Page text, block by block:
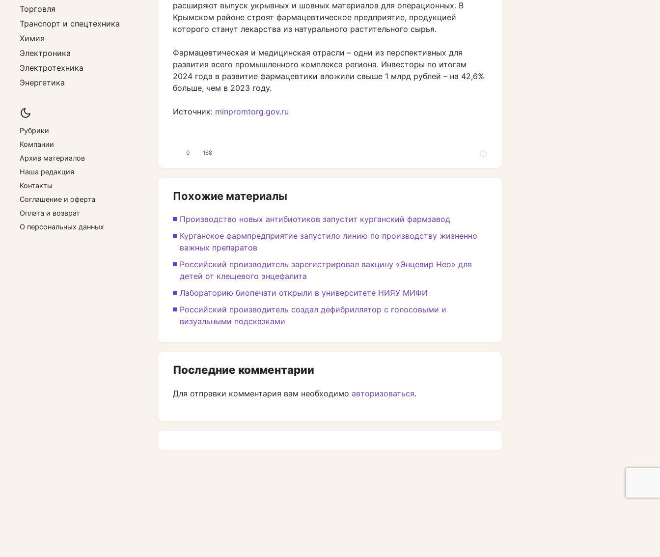
расширяют выпуск укрывных и шовных материалов для операционных. В
Крымском районе строят фармацевтическое предприятие, продукцией
которого станут лекарства из натурального растительного сырья.
Фармацевтическая и медицинская отрасли – одни из перспективных для
развития всего промышленного комплекса региона. Инвесторы по итогам
2024 года в развитие фармацевтики вложили свыше 1 млрд рублей – на 42,6%
больше, чем в 2023 году.
Источник: minpromtorg.gov.ru
0 168
Похожие материалы
Производство новых антибиотиков запустит курганский фармзавод
Курганское фармпредприятие запустило линию по производству жизненно
важных препаратов
Российский производитель зарегистрировал вакцину «Энцевир Нео» для
детей от клещевого энцефалита
Лабораторию биопечати открыли в университете НИЯУ МИФИ
Российский производитель создал дефибриллятор с голосовыми и
визуальными подсказками
Последние комментарии
Для отправки комментария вам необходимо авторизоваться.
Торговля
Транспорт и спецтехника
Химия
Электроника
Электротехника
Энергетика
Рубрики
Компании
Архив материалов
Наша редакция
Контакты
Соглашение и оферта
Оплата и возврат
О персональных данных